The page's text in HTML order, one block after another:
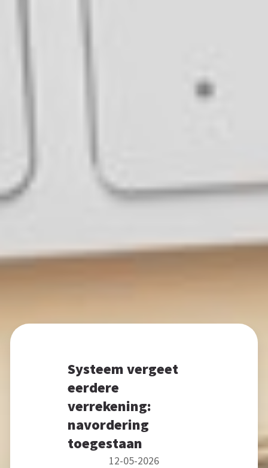
Systeem vergeet
eerdere
verrekening:
navordering
toegestaan
12-05-2026